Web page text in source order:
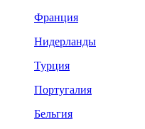
Франция
Нидерланды
Турция
Португалия
Бельгия